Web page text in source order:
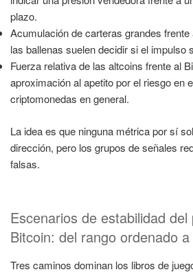
plazo.
Acumulación de carteras grandes
las ballenas suelen decidir si el impulso
Fuerza relativa de las altcoins frente al
aproximación al apetito por el riesgo en
criptomonedas en general.
La idea es que ninguna métrica por sí
dirección, pero los grupos de señales
falsas.
Escenarios de estabilidad del
Bitcoin: del rango ordenado
Tres caminos dominan los libros de